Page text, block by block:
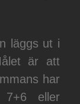
läggs ut i
är att
har
eller